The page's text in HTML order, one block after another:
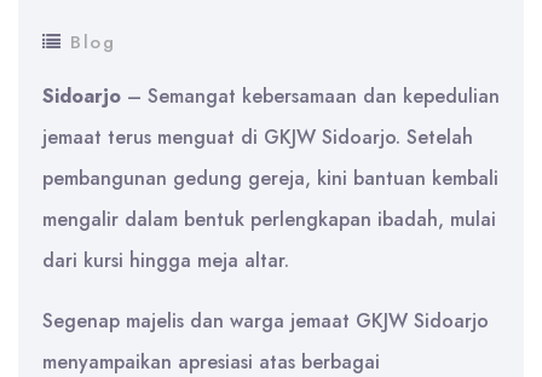
Blog
Sidoarjo – Semangat kebersamaan dan kepedulian
jemaat terus menguat di GKJW Sidoarjo. Setelah
pembangunan gedung gereja, kini bantuan kembali
mengalir dalam bentuk perlengkapan ibadah, mulai
dari kursi hingga meja altar.
Segenap majelis dan warga jemaat GKJW Sidoarjo
menyampaikan apresiasi atas berbagai